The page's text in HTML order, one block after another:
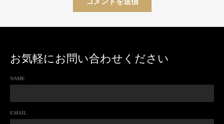
お気軽にお問い合わせください
NAME
EMAIL